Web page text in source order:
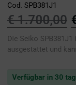
Cod. SPB381J1
€1.700,00
Die Seiko
ausgestattet und
Verfügbar in 30